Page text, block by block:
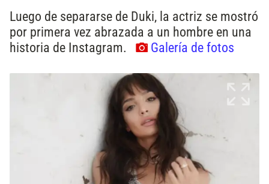
Luego de separarse de Duki, la actriz se mostró
por primera vez abrazada a un hombre en una
historia de Instagram.
Galería de fotos